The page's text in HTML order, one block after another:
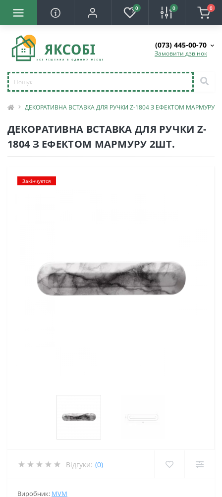
0 0 0
(073) 445-00-70
Замовити дзвінок
ДЕКОРАТИВНА ВСТАВКА ДЛЯ РУЧКИ Z-1804 З ЕФЕКТОМ МАРМУРУ
ДЕКОРАТИВНА ВСТАВКА ДЛЯ РУЧКИ Z-
1804 З ЕФЕКТОМ МАРМУРУ 2ШТ.
Закінчуєтся
Відгуки: (0)
Виробник: MVM